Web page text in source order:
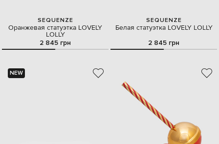
SEQUENZE
Оранжевая статуэтка LOVELY
LOLLY
2 845 грн
SEQUENZE
Белая статуэтка LOVELY LOLLY
2 845 грн
NEW